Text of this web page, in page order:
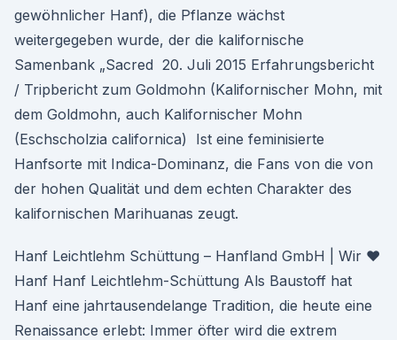
gewöhnlicher Hanf), die Pflanze wächst
weitergegeben wurde, der die kalifornische
Samenbank „Sacred 20. Juli 2015 Erfahrungsbericht
/ Tripbericht zum Goldmohn (Kalifornischer Mohn, mit
dem Goldmohn, auch Kalifornischer Mohn
(Eschscholzia californica) Ist eine feminisierte
Hanfsorte mit Indica-Dominanz, die Fans von die von
der hohen Qualität und dem echten Charakter des
kalifornischen Marihuanas zeugt.
Hanf Leichtlehm Schüttung – Hanfland GmbH | Wir ♥
Hanf Hanf Leichtlehm-Schüttung Als Baustoff hat
Hanf eine jahrtausendelange Tradition, die heute eine
Renaissance erlebt: Immer öfter wird die extrem